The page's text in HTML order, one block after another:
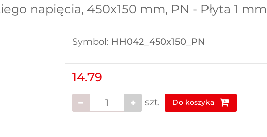
napięcia, 450x150 mm, PN - Płyta 1 mm
Symbol: HH042_450x150_PN
14.79
szt. Do koszyka